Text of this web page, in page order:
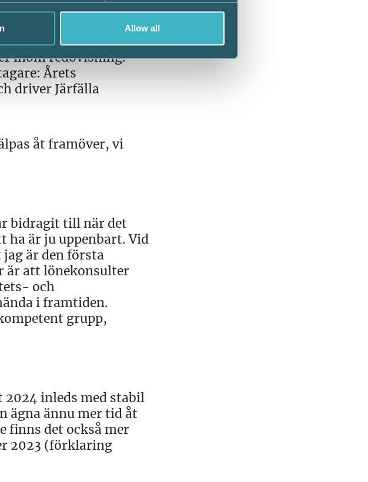
Allow all
inom redovisning.
Årets
driver Järfälla
åt framöver, vi
bidragit till när det
ha är ju uppenbart. Vid
är den första
är att lönekonsulter
och
i framtiden.
grupp,
inleds med stabil
ägna ännu mer tid åt
finns det också mer
2023 (förklaring